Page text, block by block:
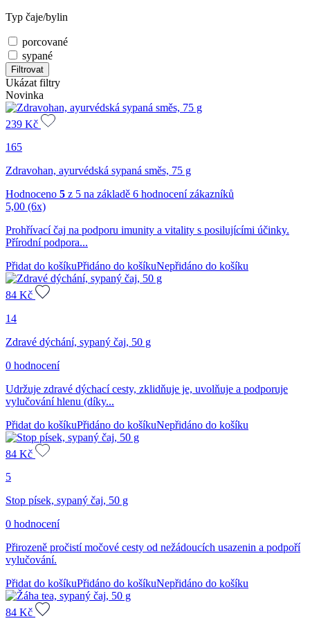
Typ čaje/bylin
porcované
sypané
Filtrovat
Ukázat filtry
Novinka
239 Kč
165
Zdravohan, ayurvédská sypaná směs, 75 g
Hodnoceno 5 z 5 na základě 6 hodnocení zákazníků
5,00 (6x)
Prohřívací čaj na podporu imunity a vitality s posilujícími účinky.
Přírodní podpora...
Přidat do košíkuPřidáno do košíkuNepřidáno do košíku
84 Kč
14
Zdravé dýchání, sypaný čaj, 50 g
0 hodnocení
Udržuje zdravé dýchací cesty, zklidňuje je, uvolňuje a podporuje
vylučování hlenu (díky...
Přidat do košíkuPřidáno do košíkuNepřidáno do košíku
84 Kč
5
Stop písek, sypaný čaj, 50 g
0 hodnocení
Přirozeně pročistí močové cesty od nežádoucích usazenin a podpoří
vylučování.
Přidat do košíkuPřidáno do košíkuNepřidáno do košíku
84 Kč